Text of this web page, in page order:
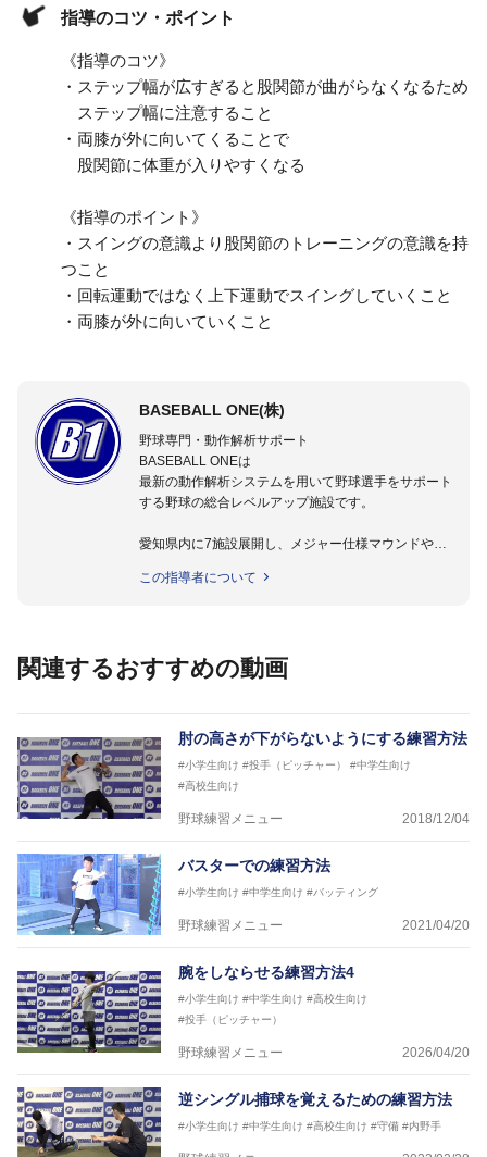
指導のコツ・ポイント
《指導のコツ》
・ステップ幅が広すぎると股関節が曲がらなくなるため
ステップ幅に注意すること
・両膝が外に向いてくることで
股関節に体重が入りやすくなる
《指導のポイント》
・スイングの意識より股関節のトレーニングの意識を持
つこと
・回転運動ではなく上下運動でスイングしていくこと
・両膝が外に向いていくこと
BASEBALL ONE(株)
野球専門・動作解析サポート
BASEBALL ONEは
最新の動作解析システムを用いて野球選手をサポート
する野球の総合レベルアップ施設です。
愛知県内に7施設展開し、メジャー仕様マウンドやト
動作解析システムを用いて、小学生からプロ野球選手
この指導者について
関連するおすすめの動画
肘の高さが下がらないようにする練習方法
#小学生向け #投手（ピッチャー）
#中学生向け
#高校生向け
野球練習メニュー 2018/12/04
バスターでの練習方法
#小学生向け #中学生向け #バッティング
野球練習メニュー 2021/04/20
腕をしならせる練習方法4
#小学生向け #中学生向け #高校生向け
#投手（ピッチャー）
野球練習メニュー 2026/04/20
逆シングル捕球を覚えるための練習方法
#小学生向け #中学生向け #高校生向け #守備 #内野手